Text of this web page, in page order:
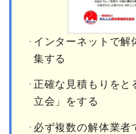
インターネットで解
集する
正確な見積もりを
立会」をする
必ず複数の解体業者